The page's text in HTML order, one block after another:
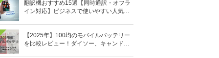
翻訳機おすすめ15選【同時通訳・オフラ
イン対応】ビジネスで使いやすい人気の
【2025年】100均のモバイルバッテリー
を比較レビュー！ダイソー、キャンドゥ